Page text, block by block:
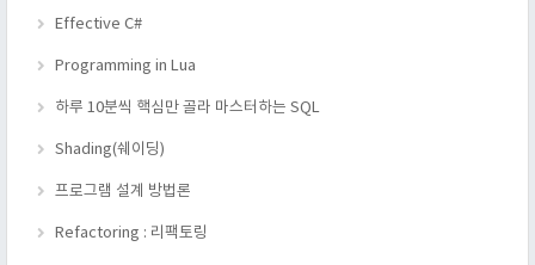
Effective C#
Programming in Lua
하루 10분씩 핵심만 골라 마스터하는 SQL
Shading(쉐이딩)
프로그램 설계 방법론
Refactoring : 리팩토링